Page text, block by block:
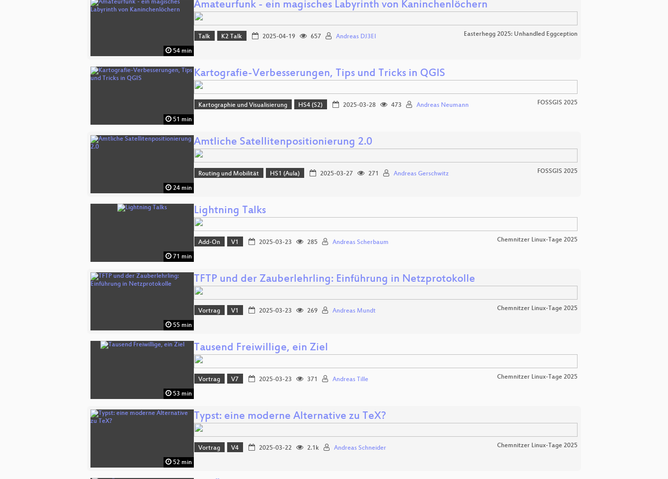
54 min
Amateurfunk - ein magisches Labyrinth von Kaninchenlöchern
Talk K2 Talk 2025-04-19 657 Andreas DJ3EI Easterhegg 2025: Unhandled Eggception
51 min
Kartografie-Verbesserungen, Tips und Tricks in QGIS
Kartographie und Visualisierung HS4 (S2) 2025-03-28 473 Andreas Neumann FOSSGIS 2025
24 min
Amtliche Satellitenpositionierung 2.0
Routing und Mobilität HS1 (Aula) 2025-03-27 271 Andreas Gerschwitz FOSSGIS 2025
71 min
Lightning Talks
Add-On V1 2025-03-23 285 Andreas Scherbaum Chemnitzer Linux-Tage 2025
55 min
TFTP und der Zauberlehrling: Einführung in Netzprotokolle
Vortrag V1 2025-03-23 269 Andreas Mundt Chemnitzer Linux-Tage 2025
53 min
Tausend Freiwillige, ein Ziel
Vortrag V7 2025-03-23 371 Andreas Tille Chemnitzer Linux-Tage 2025
52 min
Typst: eine moderne Alternative zu TeX?
Vortrag V4 2025-03-22 2.1k Andreas Schneider Chemnitzer Linux-Tage 2025